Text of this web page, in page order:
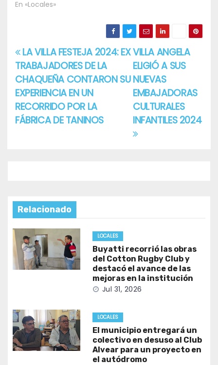
En «Locales»
Navegación
de
entradas
VILLA ANGELA
ELIGIÓ A SUS
NUEVAS
EMBAJADORAS
CULTURALES
INFANTILES 2024
LA VILLA FESTEJA 2024: EX
TRABAJADORES DE LA
CHAQUEÑA CONTARON SU
EXPERIENCIA EN UN
RECORRIDO POR LA
FÁBRICA DE TANINOS
Relacionado
LOCALES
Buyatti recorrió las obras
del Cotton Rugby Club y
destacó el avance de las
mejoras en la institución
Jul 31, 2026
LOCALES
El municipio entregará un
colectivo en desuso al Club
Alvear para un proyecto en
el autódromo